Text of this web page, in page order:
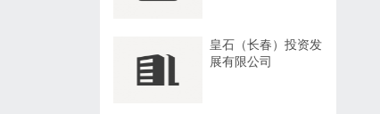
皇石（长春）投资发
展有限公司